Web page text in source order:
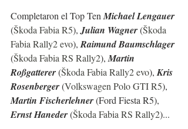
Completaron el Top Ten Michael Lengauer
(Škoda Fabia R5), Julian Wagner (Škoda
Fabia Rally2 evo), Raimund Baumschlager
(Škoda Fabia RS Rally2), Martin
Roßgatterer (Škoda Fabia Rally2 evo), Kris
Rosenberger (Volkswagen Polo GTI R5),
Martin Fischerlehner (Ford Fiesta R5),
Ernst Haneder (Škoda Fabia RS Rally2)...